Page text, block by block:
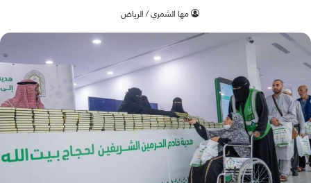
‫مها الشمري / الرياض